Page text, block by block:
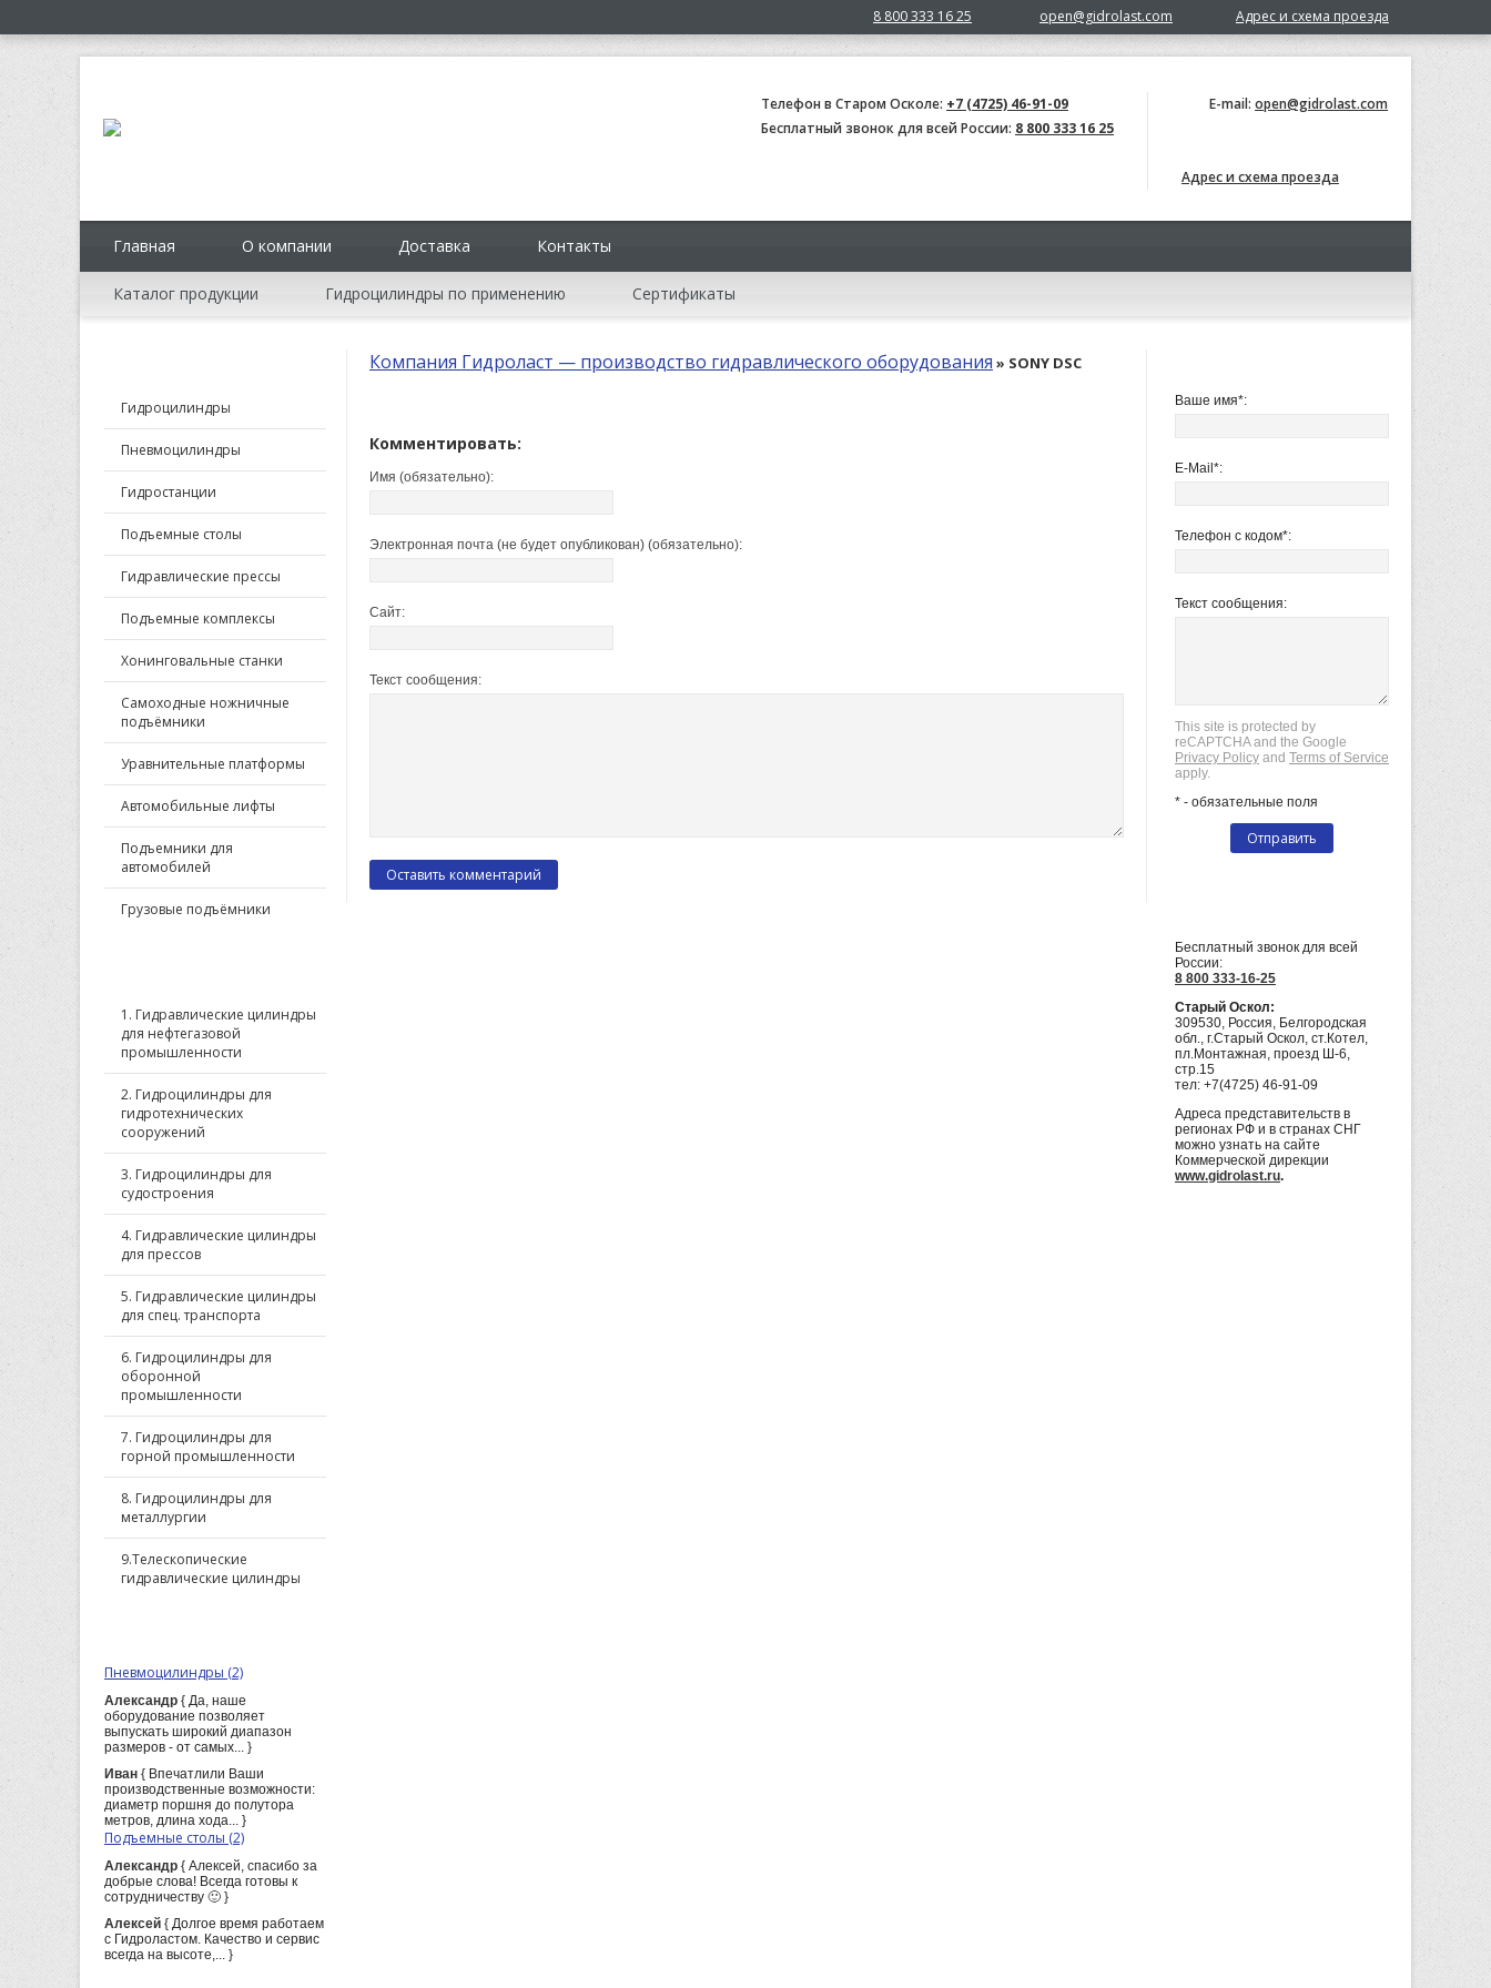
8 800 333 16 25 open@gidrolast.com Адрес и схема проезда
Телефон в Старом Осколе: +7 (4725) 46-91-09 E-mail: open@gidrolast.com
Бесплатный звонок для всей России: 8 800 333 16 25
Адрес и схема проезда
Главная О компании Доставка Контакты
Каталог продукции Гидроцилиндры по применению Сертификаты
Компания Гидроласт — производство гидравлического оборудования » SONY DSC
Комментировать:
Имя (обязательно):
Электронная почта (не будет опубликован) (обязательно):
Сайт:
Текст сообщения:
Гидроцилиндры
Пневмоцилиндры
Гидростанции
Подъемные столы
Гидравлические прессы
Подъемные комплексы
Хонинговальные станки
Самоходные ножничные
подъёмники
Уравнительные платформы
Автомобильные лифты
Подъемники для
автомобилей
Грузовые подъёмники
1. Гидравлические цилиндры
для нефтегазовой
промышленности
2. Гидроцилиндры для
гидротехнических
сооружений
3. Гидроцилиндры для
судостроения
4. Гидравлические цилиндры
для прессов
5. Гидравлические цилиндры
для спец. транспорта
6. Гидроцилиндры для
оборонной
промышленности
7. Гидроцилиндры для
горной промышленности
8. Гидроцилиндры для
металлургии
9.Телескопические
гидравлические цилиндры
Пневмоцилиндры (2)
Александр { Да, наше
оборудование позволяет
выпускать широкий диапазон
размеров - от самых... }
Иван { Впечатлили Ваши
производственные возможности:
диаметр поршня до полутора
метров, длина хода... }
Подъемные столы (2)
Александр { Алексей, спасибо за
добрые слова! Всегда готовы к
сотрудничеству 🙂 }
Алексей { Долгое время работаем
с Гидроластом. Качество и сервис
всегда на высоте,... }
Ваше имя*:
E-Mail*:
Телефон с кодом*:
Текст сообщения:
This site is protected by
reCAPTCHA and the Google
Privacy Policy and Terms of Service
apply.
* - обязательные поля
Бесплатный звонок для всей
России:
8 800 333-16-25
Старый Оскол:
309530, Россия, Белгородская
обл., г.Старый Оскол, ст.Котел,
пл.Монтажная, проезд Ш-6,
стр.15
тел: +7(4725) 46-91-09
Адреса представительств в
регионах РФ и в странах СНГ
можно узнать на сайте
Коммерческой дирекции
www.gidrolast.ru.